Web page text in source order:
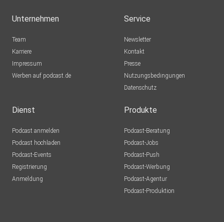
Unternehmen
Team
Karriere
Impressum
Werben auf podcast.de
Service
Newsletter
Kontakt
Presse
Nutzungsbedingungen
Datenschutz
Dienst
Podcast anmelden
Podcast hochladen
Podcast-Events
Registrierung
Anmeldung
Produkte
Podcast-Beratung
Podcast-Jobs
Podcast-Push
Podcast-Werbung
Podcast-Agentur
Podcast-Produktion